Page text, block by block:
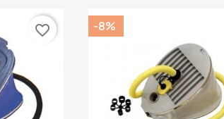
favorite_border -8%